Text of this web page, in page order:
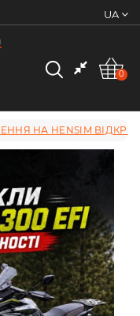
UA
0
НА HENSIM